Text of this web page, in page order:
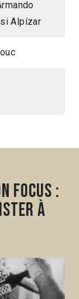
Alpízar
Focus :
à